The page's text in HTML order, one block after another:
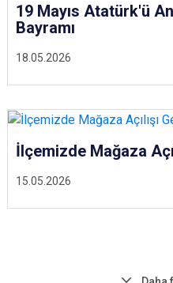
18.05.2026
19 Mayıs Atatürk'ü
Bayramı
15.05.2026
İlçemizde Mağaza